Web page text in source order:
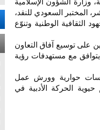
وزارة الشؤون الإسلامية
المختبر السعودي للنقد،
الثقافية الوطنية وتنوّع
على توسيع آفاق التعاون
يتوافق مع مستهدفات رؤية
حوارية وورش عمل
الحركة الأدبية في